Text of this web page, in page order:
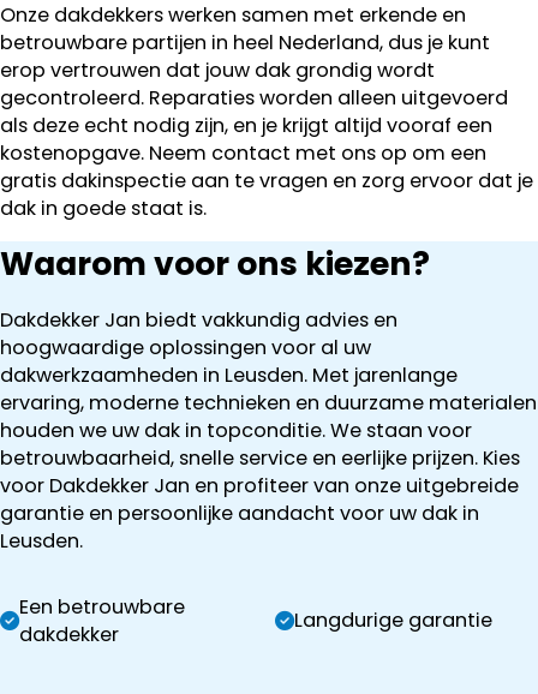
Onze dakdekkers werken samen met erkende en
betrouwbare partijen in heel Nederland, dus je kunt
erop vertrouwen dat jouw dak grondig wordt
gecontroleerd. Reparaties worden alleen uitgevoerd
als deze echt nodig zijn, en je krijgt altijd vooraf een
kostenopgave. Neem contact met ons op om een
gratis dakinspectie aan te vragen en zorg ervoor dat je
dak in goede staat is.
Waarom voor ons kiezen?
Dakdekker Jan biedt vakkundig advies en
hoogwaardige oplossingen voor al uw
dakwerkzaamheden in Leusden. Met jarenlange
ervaring, moderne technieken en duurzame materialen
houden we uw dak in topconditie. We staan voor
betrouwbaarheid, snelle service en eerlijke prijzen. Kies
voor Dakdekker Jan en profiteer van onze uitgebreide
garantie en persoonlijke aandacht voor uw dak in
Leusden.
Een betrouwbare
dakdekker
Langdurige garantie